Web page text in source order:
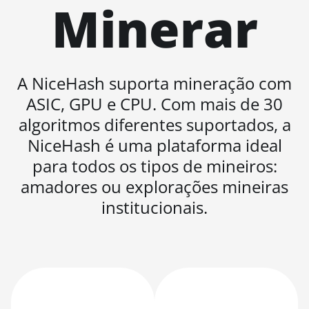
BITMAIN AntMiner
L11 (20Gh)
BITMAIN AntMiner
BITMAIN AntMiner
L11 Hyd. 6U (33Gh)
BITMAIN AntMiner
L11 Pro (21Gh)
BITMAIN AntMiner
L3 ++
BITMAIN AntMiner
Minerar
A NiceHash suporta mineração com
ASIC, GPU e CPU. Com mais de 30
algoritmos diferentes suportados, a
NiceHash é uma plataforma ideal
para todos os tipos de mineiros:
amadores ou explorações mineiras
institucionais.